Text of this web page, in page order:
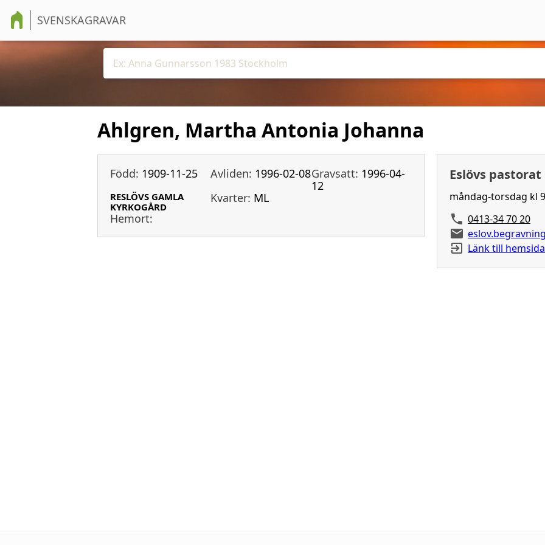
SVENSKAGRAVAR
Ahlgren, Martha Antonia Johanna
Född: 1909-11-25 Avliden: 1996-02-08Gravsatt: 1996-04-
12
RESLÖVS GAMLA
KYRKOGÅRD
Kvarter: ML
Hemort:
Eslövs pastorat
måndag-torsdag kl
0413-34 70 20
Länk till hemsida